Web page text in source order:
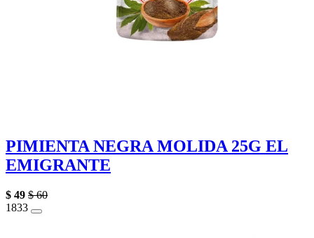
PIMIENTA NEGRA MOLIDA 25G EL
EMIGRANTE
$ 49 $ 60
1833